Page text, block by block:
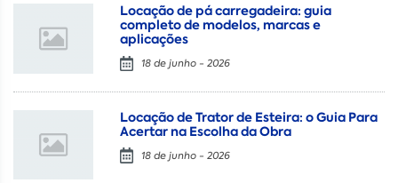
Locação de pá carregadeira: guia
completo de modelos, marcas e
aplicações
18 de junho - 2026
Locação de Trator de Esteira: o Guia Para
Acertar na Escolha da Obra
18 de junho - 2026